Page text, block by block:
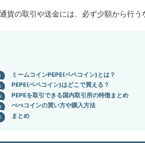
貨の取引や送金には、必ず少額から行う
ミームコインPEPE(ペペコイン)とは？
PEPE(ペペコイン)はどこで買える？
PEPEを取引できる国内取引所の特徴まとめ
ぺぺコインの買い方や購入方法
まとめ